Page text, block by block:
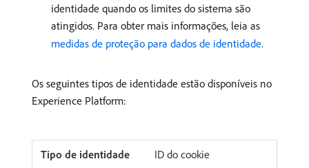
identidade quando os limites do sistema são
atingidos. Para obter mais informações, leia as
medidas de proteção para dados de identidade.
Os seguintes tipos de identidade estão disponíveis no
Experience Platform:
ID do cookie